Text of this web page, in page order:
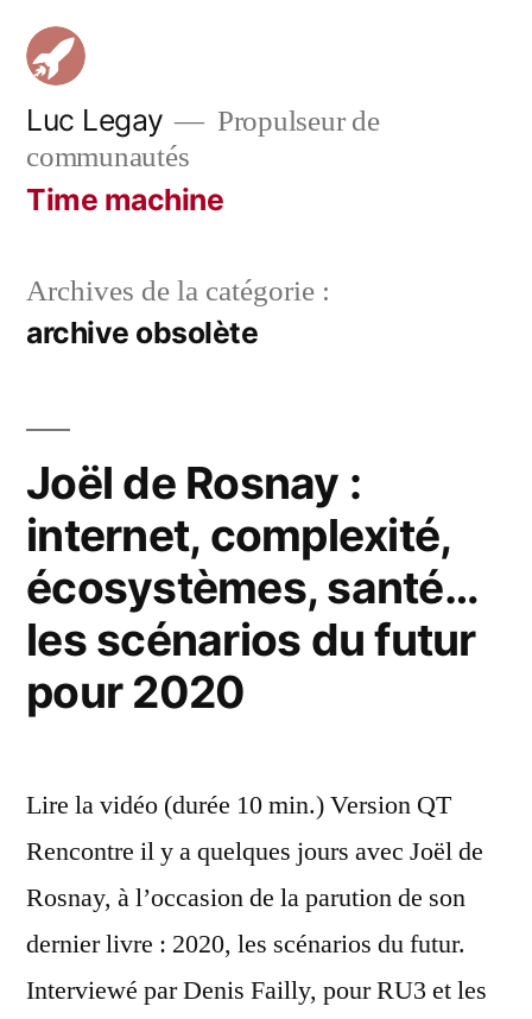
Aller
contenu
Luc Legay
Propulseur de
communautés
Time machine
Archives de la catégorie :
archive obsolète
Joël de Rosnay :
internet, complexité,
écosystèmes, santé…
les scénarios du futur
pour 2020
Lire la vidéo (durée 10 min.) Version QT
Rencontre il y a quelques jours avec Joël de
Rosnay, à l’occasion de la parution de son
dernier livre : 2020, les scénarios du futur.
Interviewé par Denis Failly, pour RU3 et les